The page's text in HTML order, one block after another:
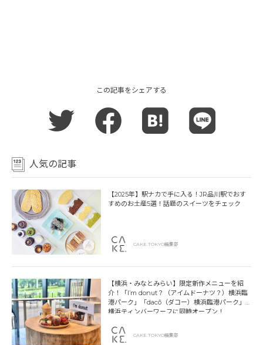
この記事をシェアする
人気の記事
【2025年】駅ナカで手に入る！JR品川駅でおす
すめのお土産5選！話題のスイーツをチェック
CAKE.TOKYO編集部
【横浜・みなとみらい】限定新作メニューを紹
介！「I’m donut？（アイムドーナツ？）横浜臨
港パーク」「dacō（ダコー）横浜臨港パーク」
横浜ティンバーワーフに同時オープン！
CAKE.TOKYO編集部